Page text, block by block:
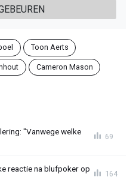
Toon Aerts
Cameron Mason
"Vanwege welke
69
reactie na blufpoker op
164